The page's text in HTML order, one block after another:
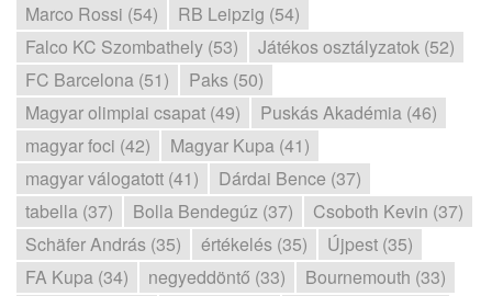
Marco Rossi (54)
RB Leipzig (54)
Falco KC Szombathely (53)
Játékos osztályzatok (52)
FC Barcelona (51)
Paks (50)
Magyar olimpiai csapat (49)
Puskás Akadémia (46)
magyar foci (42)
Magyar Kupa (41)
magyar válogatott (41)
Dárdai Bence (37)
tabella (37)
Bolla Bendegúz (37)
Csoboth Kevin (37)
Schäfer András (35)
értékelés (35)
Újpest (35)
FA Kupa (34)
negyeddöntő (33)
Bournemouth (33)